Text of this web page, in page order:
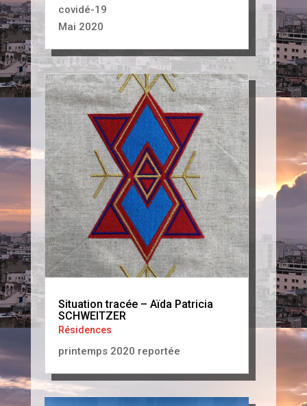
covidé-19
Mai 2020
Situation tracée – Aïda Patricia
SCHWEITZER
Résidences
printemps 2020 reportée